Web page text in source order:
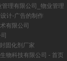
管理有限公司_物业管理
计-广告的制作
有限公司
固化剂厂家
物科技有限公司 - 首页